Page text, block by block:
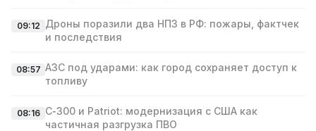
09:12 Дроны поразили два НПЗ в РФ: пожары, фактчек
и последствия
08:57 АЗС под ударами: как город сохраняет доступ к
топливу
08:16 С‑300 и Patriot: модернизация с США как
частичная разгрузка ПВО